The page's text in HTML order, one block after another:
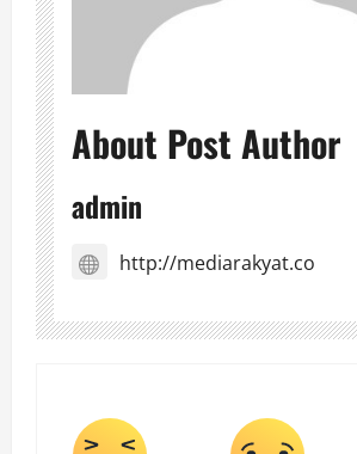
About Post Author
admin
http://mediarakyat.co